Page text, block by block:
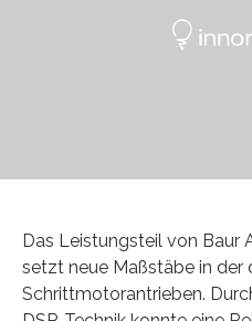
Das Leistungsteil von Baur
setzt neue Maßstäbe in der
Schrittmotorantrieben.